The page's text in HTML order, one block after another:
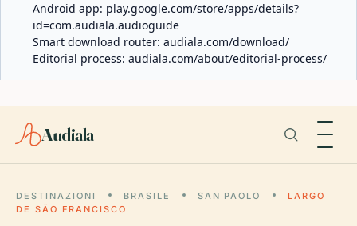
Android app: play.google.com/store/apps/details?
id=com.audiala.audioguide
Smart download router: audiala.com/download/
Editorial process: audiala.com/about/editorial-process/
Audiala
DESTINAZIONI BRASILE SAN PAOLO
LARGO
DE SÃO FRANCISCO